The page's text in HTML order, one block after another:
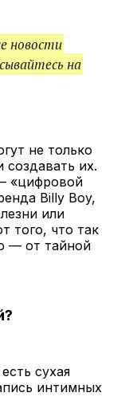
новости
на
не только
их.
«цифровой
Billy Boy,
или
того, что так
— от тайной
сухая
интимных